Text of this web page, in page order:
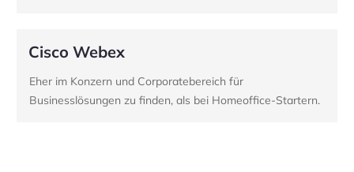
Cisco Webex
Eher im Konzern und Corporatebereich für
Businesslösungen zu finden, als bei Homeoffice-Startern.